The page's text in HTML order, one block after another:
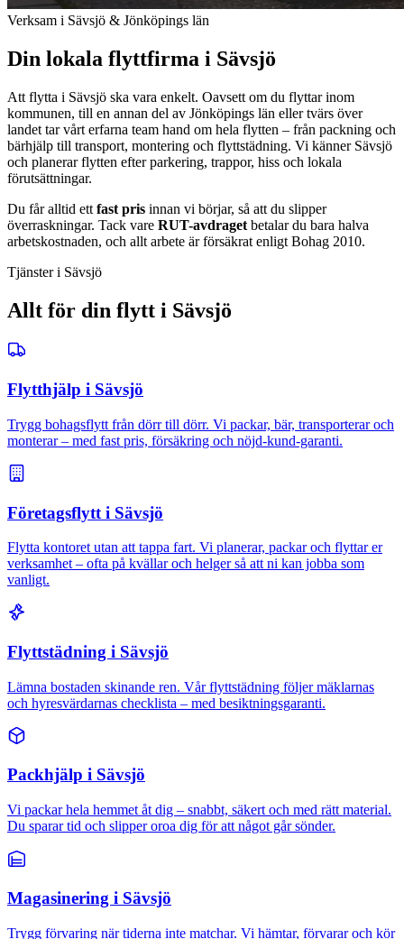
Verksam i Sävsjö & Jönköpings län
Din lokala flyttfirma i Sävsjö
Att flytta i Sävsjö ska vara enkelt. Oavsett om du flyttar inom
kommunen, till en annan del av Jönköpings län eller tvärs över
landet tar vårt erfarna team hand om hela flytten – från packning och
bärhjälp till transport, montering och flyttstädning. Vi känner Sävsjö
och planerar flytten efter parkering, trappor, hiss och lokala
förutsättningar.
Du får alltid ett fast pris innan vi börjar, så att du slipper
överraskningar. Tack vare RUT-avdraget betalar du bara halva
arbetskostnaden, och allt arbete är försäkrat enligt Bohag 2010.
Tjänster i Sävsjö
Allt för din flytt i Sävsjö
Flytthjälp i Sävsjö
Trygg bohagsflytt från dörr till dörr. Vi packar, bär, transporterar och
monterar – med fast pris, försäkring och nöjd-kund-garanti.
Företagsflytt i Sävsjö
Flytta kontoret utan att tappa fart. Vi planerar, packar och flyttar er
verksamhet – ofta på kvällar och helger så att ni kan jobba som
vanligt.
Flyttstädning i Sävsjö
Lämna bostaden skinande ren. Vår flyttstädning följer mäklarnas
och hyresvärdarnas checklista – med besiktningsgaranti.
Packhjälp i Sävsjö
Vi packar hela hemmet åt dig – snabbt, säkert och med rätt material.
Du sparar tid och slipper oroa dig för att något går sönder.
Magasinering i Sävsjö
Trygg förvaring när tiderna inte matchar. Vi hämtar, förvarar och kör